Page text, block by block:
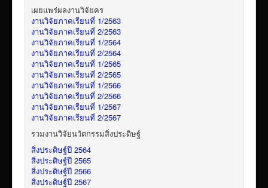
เผยแพร่ผลงานวิจัยคร
งานวิจัยภาคเรียนที่ 1/2563
งานวิจัยภาคเรียนที่ 2/2563
งานวิจัยภาคเรียนที่ 1/2564
งานวิจัยภาคเรียนที่ 2/2564
งานวิจัยภาคเรียนที่ 1/2565
งานวิจัยภาคเรียนที่ 2/2565
งานวิจัยภาคเรียนที่ 1/2566
งานวิจัยภาคเรียนที่ 2/2566
งานวิจัยภาคเรียนที่ 1/2567
งานวิจัยภาคเรียนที่ 2/2567
รวมงานวิจัยนวัตกรรมสิ่งประดิษฐ์
สิ่งประดิษฐ์ปี 2564
สิ่งประดิษฐ์ปี 2565
สิ่งประดิษฐ์ปี 2566
สิ่งประดิษฐ์ปี 2567